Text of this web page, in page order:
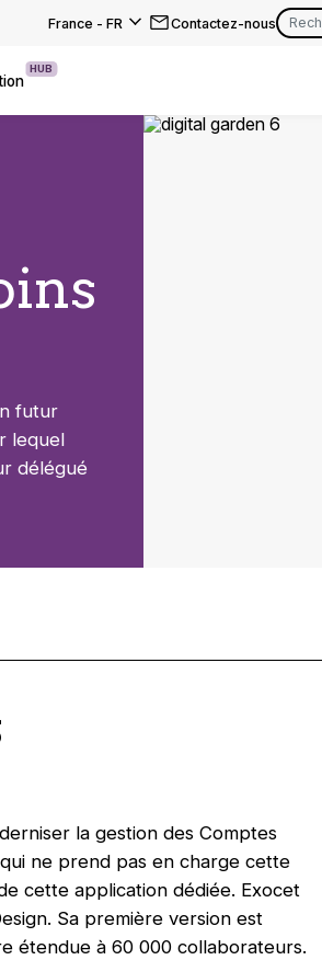
France - FR
EN FR
Contactez-nous
HUB
futur
lequel
délégué
la gestion des Comptes
ne prend pas en charge cette
cette application dédiée. Exocet
Sa première version est
étendue à 60 000 collaborateurs.